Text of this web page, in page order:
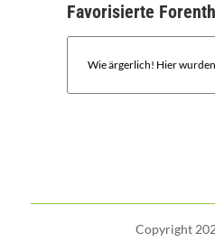
Favorisierte
Wie ärgerlich! Hier
Copyright